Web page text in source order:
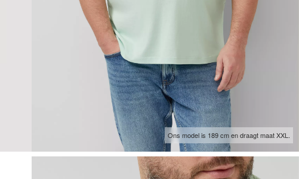
Ons model is 189 cm en draagt maat XXL.